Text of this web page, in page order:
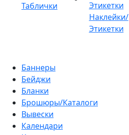
Таблички
Наклейки/
Этикетки
Баннеры
Бейджи
Бланки
Брошюры/Каталоги
Вывески
Календари